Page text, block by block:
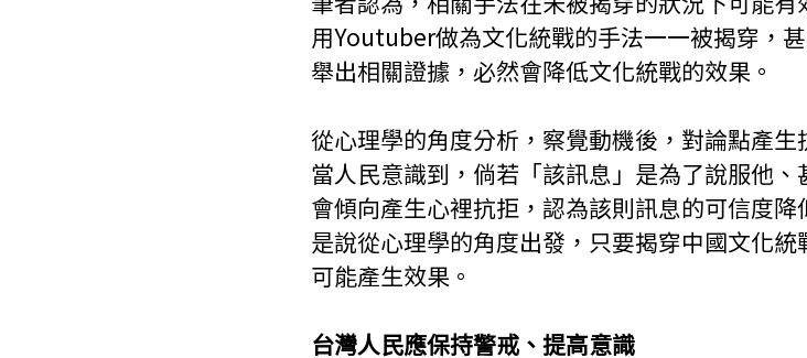
用Youtuber做為文化統戰的手法一一被揭穿，
舉出相關證據，必然會降低文化統戰的效果。
從心理學的角度分析，察覺動機後，對論點產生
當人民意識到，倘若「該訊息」是為了說服他、
會傾向產生心裡抗拒，認為該則訊息的可信度
是說從心理學的角度出發，只要揭穿中國文化
可能產生效果。
台灣人民應保持警戒、提高意識